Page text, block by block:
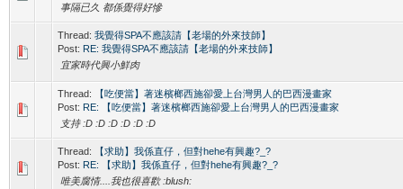
事隔已久 都係覺得好慘
Thread: 我覺得SPA不應該請【老場的外來技師】
Post: RE: 我覺得SPA不應該請【老場的外來技師】
宜家時代興小鮮肉
Thread:
【吃便當】著迷檳榔西施卻愛上台灣男人的巴西漫畫家
Post: RE: 【吃便當】著迷檳榔西施卻愛上台灣男人的巴西漫畫家
支持 :D :D :D :D :D :D
Thread:
【求助】我係直仔，但對hehe有興趣?_?
Post: RE: 【求助】我係直仔，但對hehe有興趣?_?
唯美腐情....我也很喜歡 :blush: